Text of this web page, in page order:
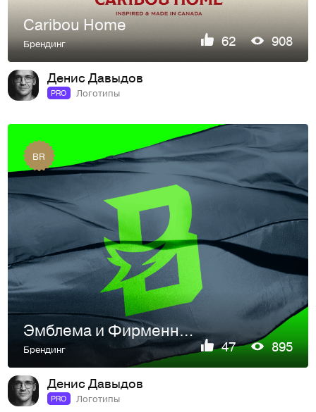
Caribou Home
Брендинг 62 908
Денис Давыдов
PRO Логотипы
BR
Эмблема и Фирменный стиль для Beachside High School
Брендинг 47 895
Денис Давыдов
PRO Логотипы